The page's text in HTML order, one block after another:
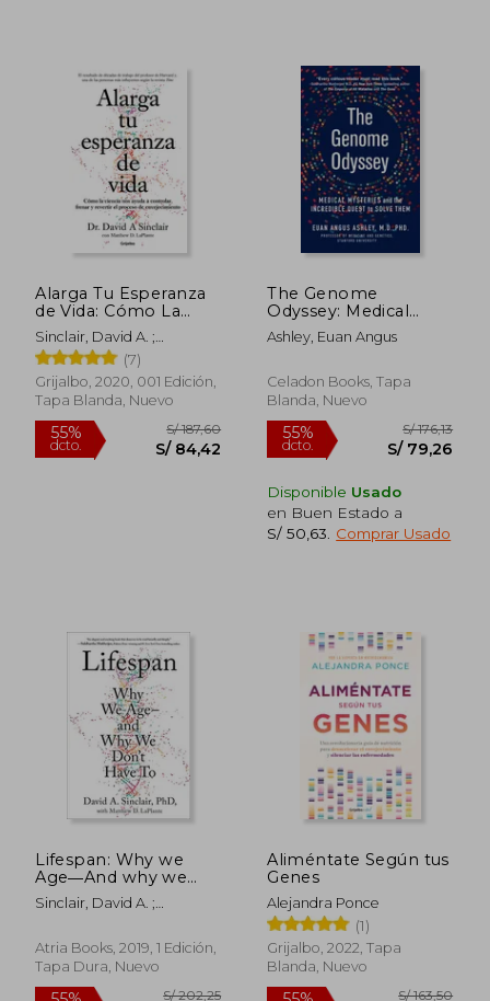
30%
dcto.
Alarga Tu Esperanza
de Vida: Cómo La
Ciencia Nos Ayuda a
Controlar, Frenar Y
Revertir El Proceso
de Envejecimiento /
Lifespan: Why We
Sinclair, David A. ;
Laplante, Matthew D.
(7)
Grijalbo, 2020, 001 Edición,
Tapa Blanda, Nuevo
55%
dcto. S/ 84,42
The Genome
Odyssey: Medical
Mysteries and the
Incredible Quest to
Inglés)
Ashley, Euan Angus
Celadon Books, Tapa
Blanda, Nuevo
55%
dcto.
Disponible Usado
en Buen Estado a
S/ 50,63
Comprar Usado
Lifespan: Why we
Age―And why we
Don't Have to (en
Inglés)
Sinclair, David A. ;
Atria Books, 2019, 1 Edición,
Tapa Dura, Nuevo
Aliméntate Según tus
Genes
Alejandra Ponce
(1)
Grijalbo, 2022, Tapa
Blanda, Nuevo